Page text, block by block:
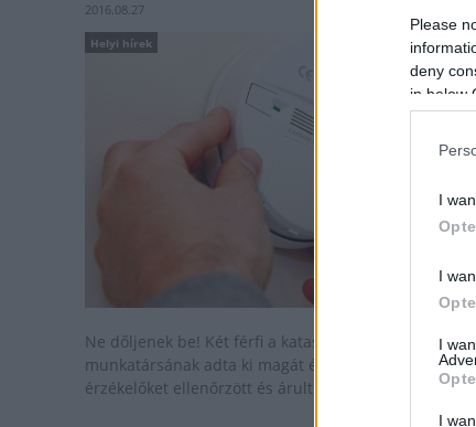
Please
deny
in below
I
I
I
I
2016.08.27
Helyi hírek
Ne dőljenek be! Két férfi a katasztrófavédelem
munkatársának adta ki magát és szén-monoxid-
érzékelőket ellenőrzött és árult Szekszárdon.